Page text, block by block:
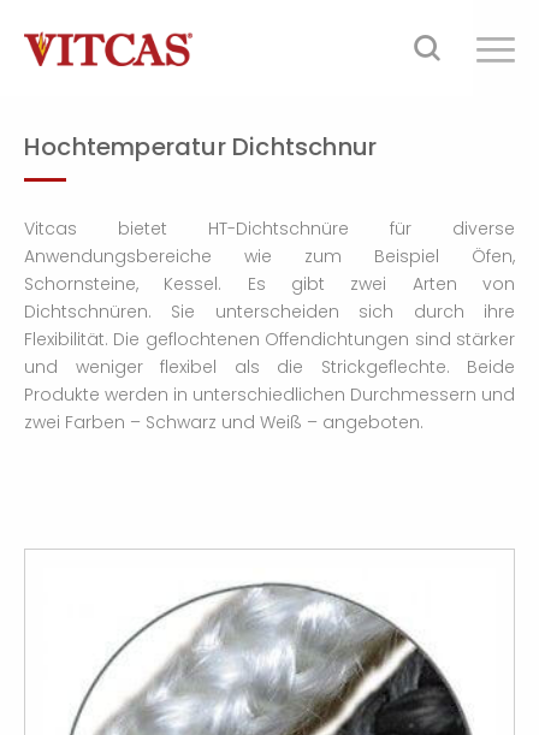
Hochtemperatur Dichtschnur
Vitcas bietet HT-Dichtschnüre für diverse
Anwendungsbereiche wie zum Beispiel Öfen,
Schornsteine, Kessel. Es gibt zwei Arten von
Dichtschnüren. Sie unterscheiden sich durch ihre
Flexibilität. Die geflochtenen Offendichtungen sind stärker
und weniger flexibel als die Strickgeflechte. Beide
Produkte werden in unterschiedlichen Durchmessern und
zwei Farben – Schwarz und Weiß – angeboten.